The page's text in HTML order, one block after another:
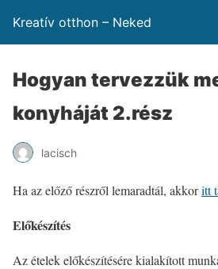
Kreatív otthon – Neked
Hogyan tervezzük
konyháját 2.rész
lacisch
Ha az előző részről lemaradtál, akkoritt
Előkészítés
Az ételek előkészítésére kialakított